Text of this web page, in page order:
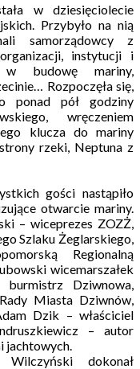
w dziesięciolecie
Przybyło na nią
samorządowcy z
instytucji i
w budowę mariny,
Rozpoczęła się,
ponad pół godziny
wręczeniem
klucza do mariny
rzeki, Neptuna z
gości nastąpiło
otwarcie mariny.
– wiceprezes ZOZŻ,
Szlaku Żeglarskiego,
Regionalną
wicemarszałek
Dziwnowa,
Miasta Dziwnów,
Dzik – właściciel
– autor
jachtowych.
dokonał